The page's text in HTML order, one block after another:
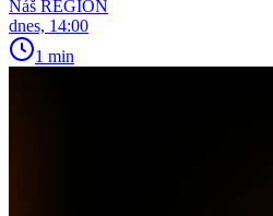
Náš REGION
dnes, 14:00
1 min